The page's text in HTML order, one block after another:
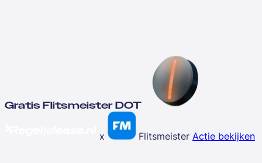
Gratis Flitsmeister DOT
x Flitsmeister Actie bekijken